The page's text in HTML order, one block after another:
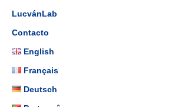
LucvánLab
Contacto
English
Français
Deutsch